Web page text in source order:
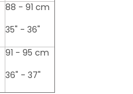
88 - 91 cm
35" - 36"
91 - 95 cm
36" - 37"